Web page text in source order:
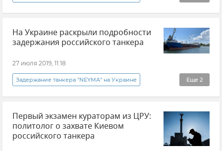
Политика В мире Новости
На Украине раскрыли подробности
задержания российского танкера
27 июля 2019, 11:18
Еще 2
Задержание танкера "NEYMA" на Украине
В мире Новости
Первый экзамен кураторам из ЦРУ:
политолог о захвате Киевом
российского танкера